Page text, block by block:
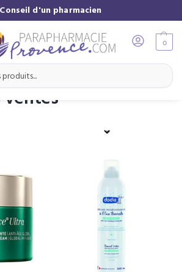
Conseil d'un pharmacien
0